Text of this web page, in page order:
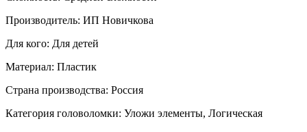
Производитель: ИП Новичкова
Для кого: Для детей
Материал: Пластик
Страна производства: Россия
Категория головоломки: Уложи элементы, Логическая